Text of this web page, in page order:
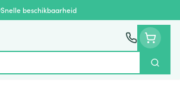
Snelle beschikbaarheid
Zoek